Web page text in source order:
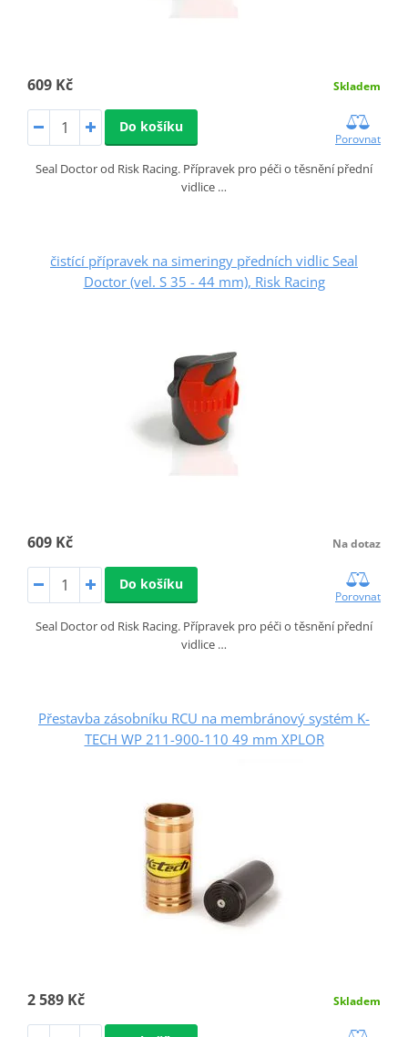
609 Kč Skladem
Do košíku
Porovnat
Seal Doctor od Risk Racing. Přípravek pro péči o těsnění přední
vidlice …
čistící přípravek na simeringy předních vidlic Seal
Doctor (vel. S 35 - 44 mm), Risk Racing
609 Kč Na dotaz
Do košíku
Porovnat
Seal Doctor od Risk Racing. Přípravek pro péči o těsnění přední
vidlice …
Přestavba zásobníku RCU na membránový systém K-
TECH WP 211-900-110 49 mm XPLOR
2 589 Kč Skladem